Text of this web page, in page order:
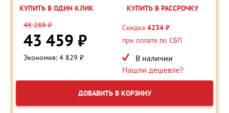
КУПИТЬ В ОДИН КЛИК
КУПИТЬ В РАССРОЧКУ
48 288 ₽
43 459 ₽
Экономия: 4 829 ₽
Скидка 4234 ₽
при оплате по СБП
В наличии
Нашли дешевле?
ДОБАВИТЬ В КОРЗИНУ